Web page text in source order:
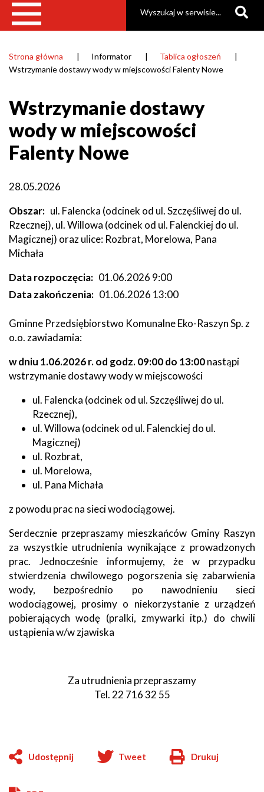
Ścieżka
Strona główna Informator
Tablica ogłoszeń
Wstrzymanie dostawy wody w miejscowości Falenty Nowe
Wstrzymanie dostawy
wody w miejscowości
Falenty Nowe
28.05.2026
Obszar
ul. Falencka (odcinek od ul. Szczęśliwej do ul.
Rzecznej), ul. Willowa (odcinek od ul. Falenckiej do ul.
Magicznej) oraz ulice: Rozbrat, Morelowa, Pana
Michała
Data rozpoczęcia
01.06.2026 9:00
Data zakończenia
01.06.2026 13:00
Gminne Przedsiębiorstwo Komunalne Eko-Raszyn Sp. z
o.o. zawiadamia:
w dniu 1.06.2026 r. od godz. 09:00 do 13:00nastąpi
wstrzymanie dostawy wody w miejscowości
ul. Falencka (odcinek od ul. Szczęśliwej do ul.
Rzecznej),
ul. Willowa (odcinek od ul. Falenckiej do ul.
Magicznej)
ul. Rozbrat,
ul. Morelowa,
ul. Pana Michała
z powodu prac na sieci wodociągowej.
Serdecznie przepraszamy mieszkańców Gminy Raszyn
za wszystkie utrudnienia wynikające z prowadzonych
prac. Jednocześnie informujemy, że w przypadku
stwierdzenia chwilowego pogorszenia się zabarwienia
wody, bezpośrednio po nawodnieniu sieci
wodociągowej, prosimy o niekorzystanie z urządzeń
pobierających wodę (pralki, zmywarki itp.) do chwili
ustąpienia w/w zjawiska
Za utrudnienia przepraszamy
Tel. 22 716 32 55
Udostępnij Tweet
Will
Drukuj